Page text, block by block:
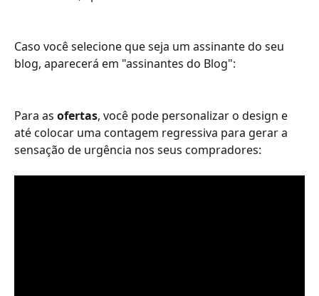
Caso você selecione que seja um assinante do seu
blog, aparecerá em "assinantes do Blog":
Para as ofertas, você pode personalizar o design e
até colocar uma contagem regressiva para gerar a
sensação de urgência nos seus compradores: